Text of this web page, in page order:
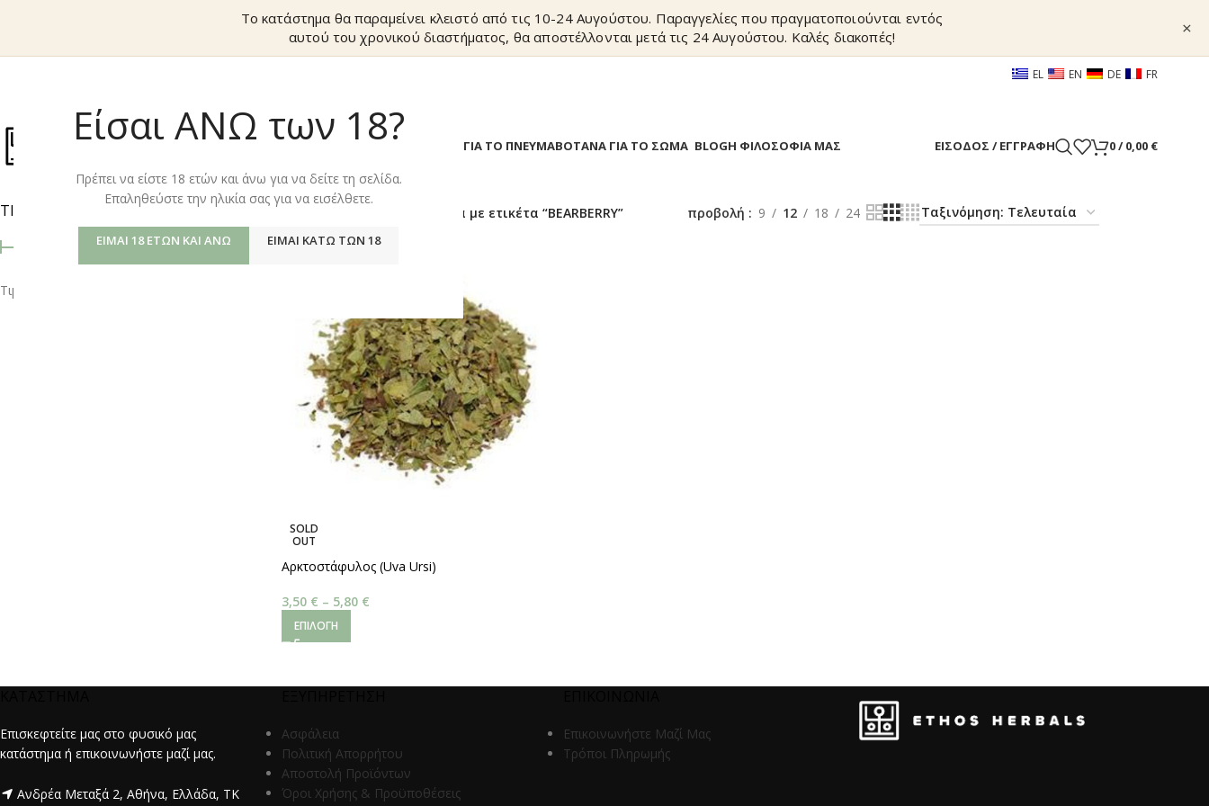
Είσαι ΑΝΩ των 18?
Πρέπει να είστε 18 ετών και άνω για να δείτε τη σελίδα.
Επαληθεύστε την ηλικία σας για να εισέλθετε.
ΕΊΜΑΙ 18 ΕΤΏΝ ΚΑΙ ΆΝΩ ΕΊΜΑΙ ΚΆΤΩ ΤΩΝ 18
Το κατάστημα θα παραμείνει κλειστό από τις 10-24 Αυγούστου. Παραγγελίες που πραγματοποιούνται εντός
αυτού του χρονικού διαστήματος, θα αποστέλλονται μετά τις 24 Αυγούστου. Καλές διακοπές!
×
EL EN DE FR
ΒΟΤΑΝΑ ΓΙΑ ΤΟ ΠΝΕΥΜΑΒΟΤΑΝΑ ΓΙΑ ΤΟ ΣΩΜΑ BLOGΗ ΦΙΛΟΣΟΦΙΑ ΜΑΣ ΕΊΣΟΔΟΣ / ΕΓΓΡΑΦΉ 0/ 0,00 €
ΤΙΜΉ
Τιμή:
Προϊόντα με ετικέτα “BEARBERRY” προβολή 9 12 18 24
SOLD
OUT
Αρκτοστάφυλος (Uva Ursi)
3,50 € – 5,80 €
ΕΠΙΛΟΓΉ
Επισκεφτείτε μας στο φυσικό μας
κατάστημα ή επικοινωνήστε μαζί μας.
Ανδρέα Μεταξά 2, Αθήνα, Ελλάδα, ΤΚ
Ασφάλεια
Πολιτική Απορρήτου
Αποστολή Προϊόντων
Όροι Χρήσης & Προϋποθέσεις
Επικοινωνήστε Μαζί Μας
Τρόποι Πληρωμής